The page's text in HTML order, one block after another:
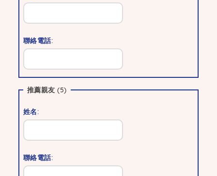
聯絡電話:
推薦親友 (5)
姓名:
聯絡電話: